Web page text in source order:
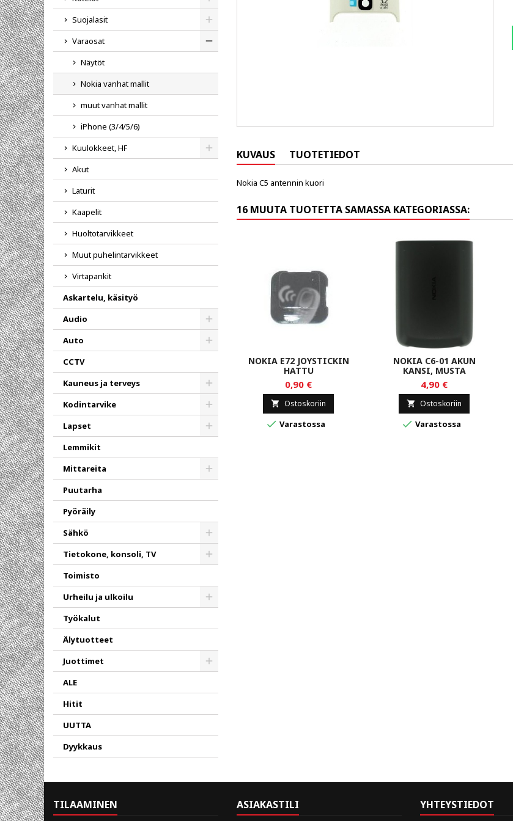
Suojalasit
Varaosat
Näytöt
Nokia vanhat mallit
muut vanhat mallit
iPhone (3/4/5/6)
Kuulokkeet, HF
Toggle
Akut
Laturit
Kaapelit
Huoltotarvikkeet
Muut puhelintarvikkeet
Virtapankit
Askartelu, käsityö
Audio
Auto
Toggle
CCTV
Kauneus ja terveys
Kodintarvike
Lapset
Lemmikit
Mittareita
Puutarha
Pyöräily
Sähkö
Tietokone, konsoli, TV
Toimisto
Urheilu ja ulkoilu
Työkalut
Älytuotteet
Juottimet
ALE
Hitit
UUTTA
Dyykkaus
KUVAUS TUOTETIEDOT
Nokia C5 antennin kuori
16 MUUTA TUOTETTA SAMASSA KATEGORIASSA:
NOKIA E72 JOYSTICKIN
HATTU
0,90 €
 Ostoskoriin
 Varastossa
NOKIA C6-01 AKUN
KANSI, MUSTA
4,90 €
 Ostoskoriin
 Varastossa
TILAAMINEN ASIAKASTILI YHTEYSTIEDOT